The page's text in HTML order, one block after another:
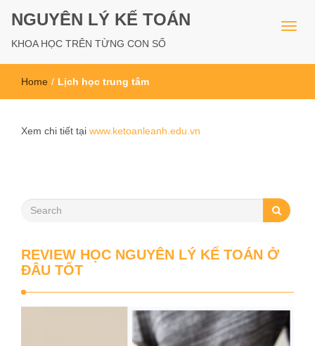
NGUYÊN LÝ KẾ TOÁN
KHOA HỌC TRÊN TỪNG CON SỐ
Home / Lịch học trung tâm
Xem chi tiết tại www.ketoanleanh.edu.vn
REVIEW HỌC NGUYÊN LÝ KẾ TOÁN Ở
ĐÂU TỐT